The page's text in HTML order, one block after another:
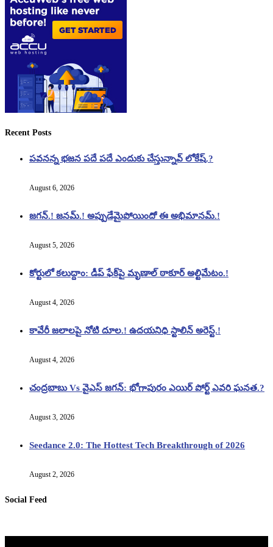
Recent Posts
పవనన్న భజన పదే పదే ఎందుకు చేస్తున్నావ్ లోకేష్.?
August 6, 2026
జగన్.! జనమ్.! అప్పుడేమైపోయిందో ఈ అభిమానమ్.!
August 5, 2026
కోర్టులో కలుద్దాం: డీప్ ఫేక్‌పై మృణాల్ ఠాకూర్ అల్టిమేటం.!
August 4, 2026
కావేరీ జలాలపై నోటి దూల.! ఉదయనిధి స్టాలిన్ అరెస్ట్.!
August 4, 2026
చంద్రబాబు Vs వైఎస్ జగన్: భోగాపురం ఎయిర్ పోర్ట్ ఎవరి ఘనత.?
August 3, 2026
Seedance 2.0: The Hottest Tech Breakthrough of 2026
August 2, 2026
Social Feed